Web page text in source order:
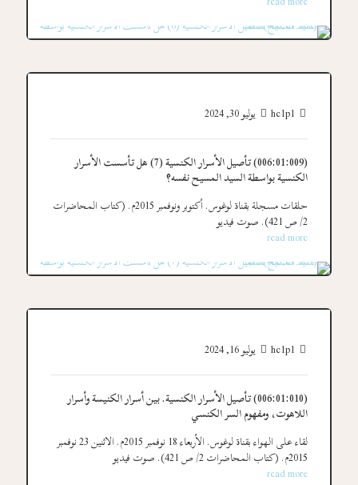
يوليو 30, 2024
(006:01:009) تأصيل الأسرار الكنسية (7) هل تأسست الأسرار
الكنسية بواسطة السيد المسيح نفسه؟
حلقات مسجلة بقناة لوغوس. أكتوبر ونوفمبر 2015م. (كتاب المحاضرات
2/ ص 421). صوت فيديو
read more
يوليو 16, 2024
(006:01:010) تأصيل الأسرار الكنسية. بين أسرار الكنيسة وأسرار
اللاهوت، ومفهوم السر الكنسي
لقاء على الهواء بقناة لوغوس. الأربعاء 18 نوفمبر 2015م. الاثنين 23 نوفمبر
2015م. (كتاب المحاضرات 2/ ص 421). صوت فيديو
read more